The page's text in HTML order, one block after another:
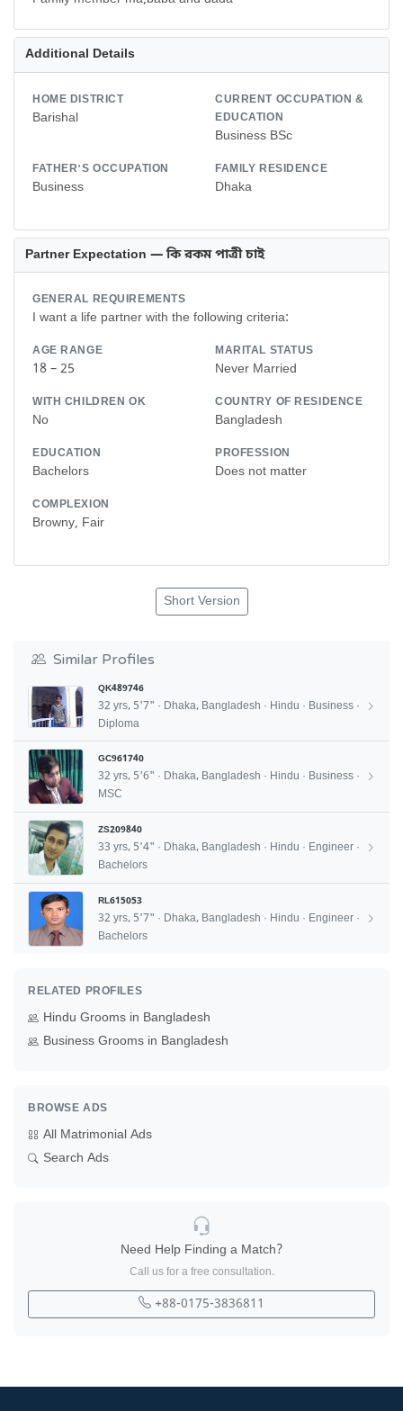
Additional Details
HOME DISTRICT
Barishal
CURRENT OCCUPATION &
EDUCATION
Business BSc
FATHER'S OCCUPATION
Business
FAMILY RESIDENCE
Dhaka
Partner Expectation — কি রকম পাত্রী চাই
GENERAL REQUIREMENTS
I want a life partner with the following criteria:
AGE RANGE
18 – 25
MARITAL STATUS
Never Married
WITH CHILDREN OK
No
COUNTRY OF RESIDENCE
Bangladesh
EDUCATION
Bachelors
PROFESSION
Does not matter
COMPLEXION
Browny, Fair
Short Version
Similar Profiles
QK489746
32 yrs, 5'7" · Dhaka, Bangladesh · Hindu · Business ·
Diploma
GC961740
32 yrs, 5'6" · Dhaka, Bangladesh · Hindu · Business ·
MSC
ZS209840
33 yrs, 5'4" · Dhaka, Bangladesh · Hindu · Engineer ·
Bachelors
RL615053
32 yrs, 5'7" · Dhaka, Bangladesh · Hindu · Engineer ·
Bachelors
RELATED PROFILES
Hindu Grooms in Bangladesh
Business Grooms in Bangladesh
BROWSE ADS
All Matrimonial Ads
Search Ads
Need Help Finding a Match?
Call us for a free consultation.
+88-0175-3836811